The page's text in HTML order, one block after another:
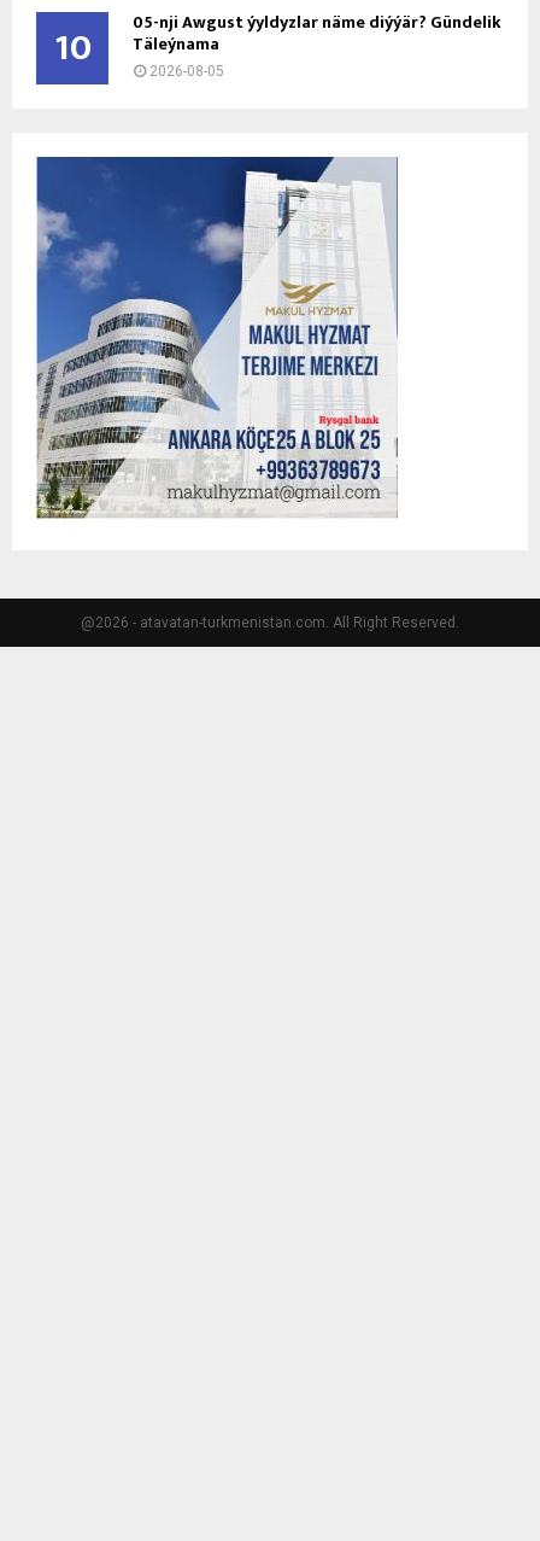
10 05-nji Awgust ýyldyzlar näme diýýär? Gündelik
Täleýnama
2026-08-05
@2026 - atavatan-turkmenistan.com. All Right Reserved.